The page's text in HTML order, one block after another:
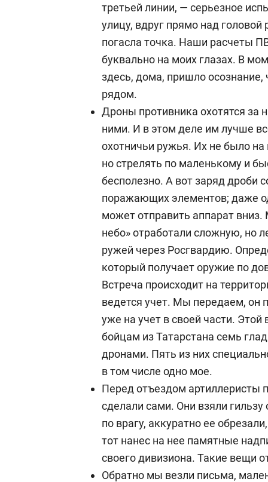
третьей линии, — серьезное
улицу, вдруг прямо над головой
погасла точка. Наши расчеты
буквально на моих глазах. В
здесь, дома, пришло осознание,
рядом.
Дроны противника охотятся за
ними. И в этом деле им лучше
охотничьи ружья. Их не было
но стрелять по маленькому и
бесполезно. А вот заряд дроби
поражающих элементов; даже
может отправить аппарат
небо» отработали сложную, но
ружей через Росгвардию.
который получает оружие по
Встреча происходит на
ведется учет. Мы передаем, он
уже на учет в своей части. Этой
бойцам из Татарстана семь
дронами. Пять из них
в том числе одно мое.
Перед отъездом артиллеристы
сделали сами. Они взяли
по врагу, аккуратно ее
тот нанес на нее памятные
своего дивизиона. Такие вещи
Обратно мы везли письма,